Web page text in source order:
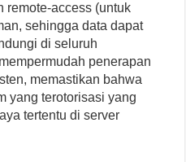
remote-access (untuk
sehingga data dapat
di seluruh
penerapan
memastikan bahwa
yang terotorisasi yang
tertentu di server